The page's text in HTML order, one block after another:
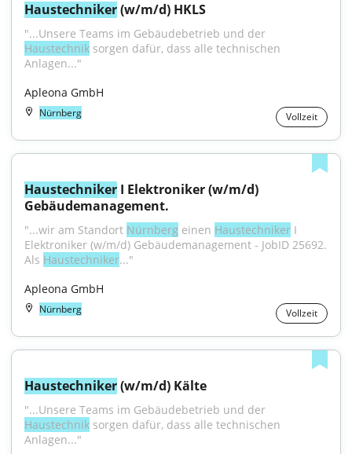
Haustechniker (w/m/d) HKLS
Haustechnik sorgen dafür, dass alle technischen
Anlagen..."
Apleona GmbH
Nürnberg Vollzeit
Haustechniker I Elektroniker (w/m/d)
Gebäudemanagement.
"...wir am Standort Nürnberg einen Haustechniker I
Elektroniker (w/m/d) Gebäudemanagement - JobID 25692.
Als Haustechniker..."
Apleona GmbH
Nürnberg Vollzeit
Haustechniker (w/m/d) Kälte
Haustechnik sorgen dafür, dass alle technischen
Anlagen..."